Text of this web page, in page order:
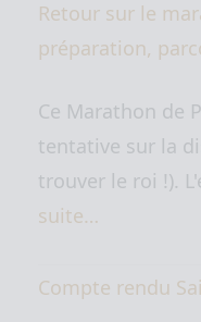
Retour sur le
préparation,
Ce Marathon de
tentative sur la
trouver le roi !).
suite…
Compte rendu